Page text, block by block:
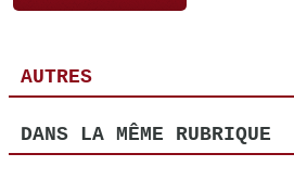
AUTRES
DANS LA MÊME RUBRIQUE